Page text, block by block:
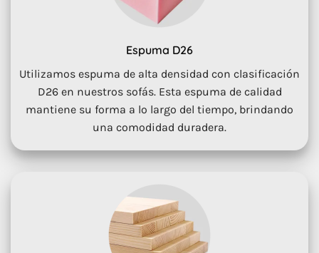
Espuma D26
Utilizamos espuma de alta densidad con clasificación
D26 en nuestros sofás. Esta espuma de calidad
mantiene su forma a lo largo del tiempo, brindando
una comodidad duradera.